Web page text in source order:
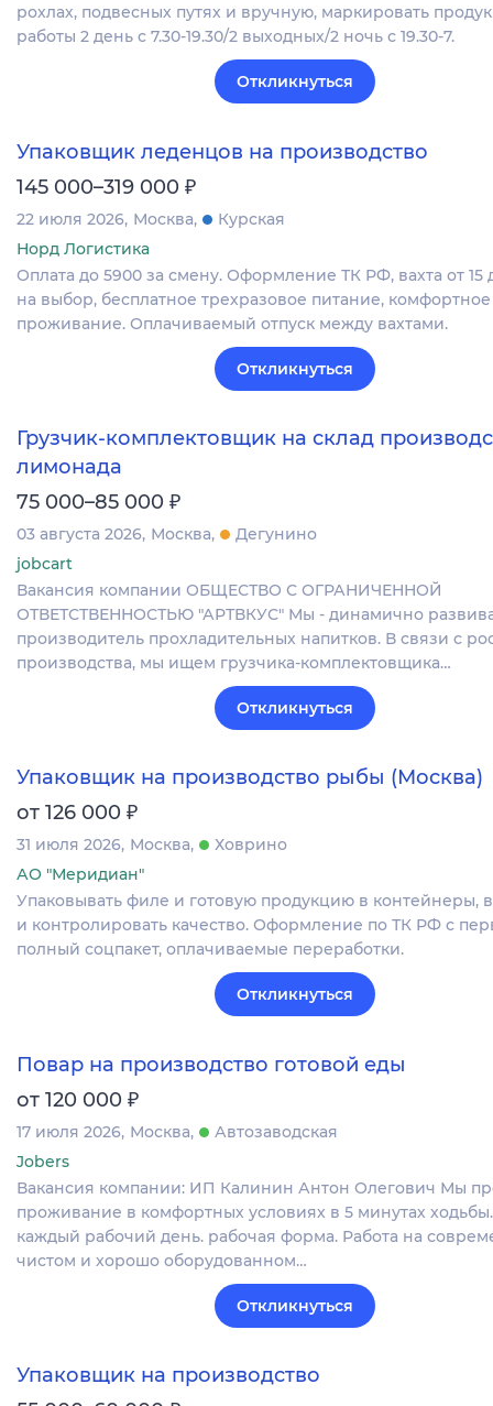
рохлах, подвесных путях и вручную, маркировать
работы 2 день с 7.30-19.30/2 выходных/2 ночь с 19.30-7.
Откликнуться
Упаковщик леденцов на производство
145 000–319 000 ₽
22 июля 2026 Москва
Курская
Норд Логистика
Оплата до 5900 за смену. Оформление ТК РФ, вахта от 15
на выбор, бесплатное трехразовое питание, комфортное
проживание. Оплачиваемый отпуск между вахтами.
Откликнуться
Грузчик-комплектовщик на склад
лимонада
75 000–85 000 ₽
03 августа 2026 Москва
Дегунино
jobcart
Вакансия компании ОБЩЕСТВО С ОГРАНИЧЕННОЙ
ОТВЕТСТВЕННОСТЬЮ "АРТВКУС" Мы - динамично
производитель прохладительных напитков. В связи с
производства, мы ищем грузчика-комплектовщика…
Откликнуться
Упаковщик на производство рыбы (Москва)
от 126 000 ₽
31 июля 2026 Москва
Ховрино
АО "Меридиан"
Упаковывать филе и готовую продукцию в контейнеры,
и контролировать качество. Оформление по ТК РФ с
полный соцпакет, оплачиваемые переработки.
Откликнуться
Повар на производство готовой еды
от 120 000 ₽
17 июля 2026 Москва
Автозаводская
Jobers
Вакансия компании: ИП Калинин Антон Олегович Мы
проживание в комфортных условиях в 5 минутах
каждый рабочий день. рабочая форма. Работа на
чистом и хорошо оборудованном…
Откликнуться
Упаковщик на производство